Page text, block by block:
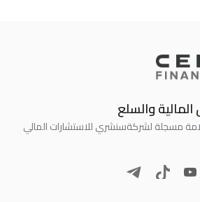
والسلع
مسجلة لشركةسنشري للاستشارات المالي